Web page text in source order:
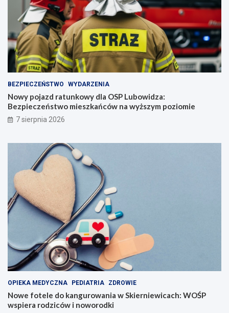
BEZPIECZEŃSTWO WYDARZENIA
Nowy pojazd ratunkowy dla OSP Lubowidza:
Bezpieczeństwo mieszkańców na wyższym poziomie
7 sierpnia 2026
OPIEKA MEDYCZNA PEDIATRIA ZDROWIE
Nowe fotele do kangurowania w Skierniewicach: WOŚP
wspiera rodziców i noworodki